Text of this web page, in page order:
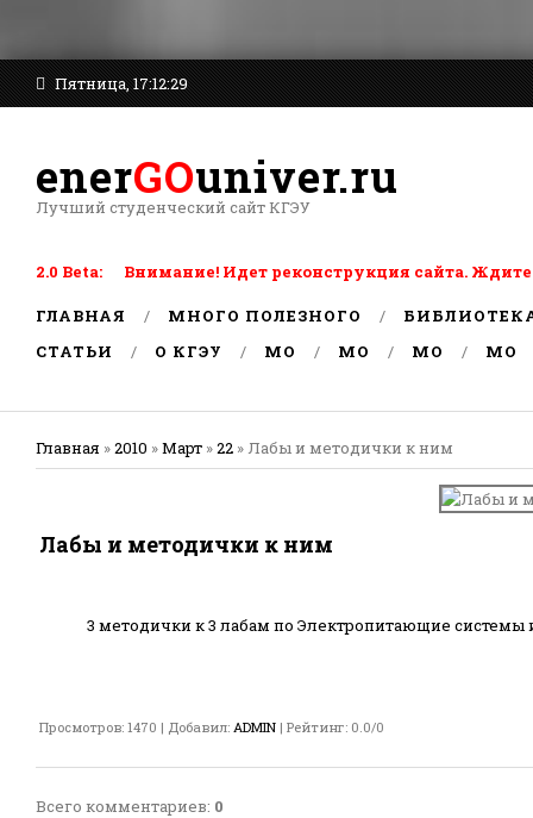
Пятница, 17:12:29
enerGOuniver.ru
Лучший студенческий сайт КГЭУ
2.0 Beta: Внимание! Идет реконструкция сайта. Ждите
ГЛАВНАЯ МНОГО ПОЛЕЗНОГО
СТАТЬИ
О КГЭУ MO MO MO MO
Главная »2010 »Март »22 » Лабы и методички к ним
Лабы и методички к ним
3 методички к 3 лабам по Электропитающие системы
Просмотров: 1470 | Добавил: ADMIN | Рейтинг: 0.0/0
Всего комментариев: 0